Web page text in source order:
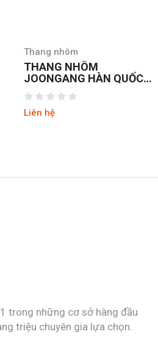
Thang nhôm
THANG NHÔM CHỮ A
NIKAWA NKD-04 NEW
Liên hệ
trong những cơ sở hàng đầu
triệu chuyên gia lựa chọn.